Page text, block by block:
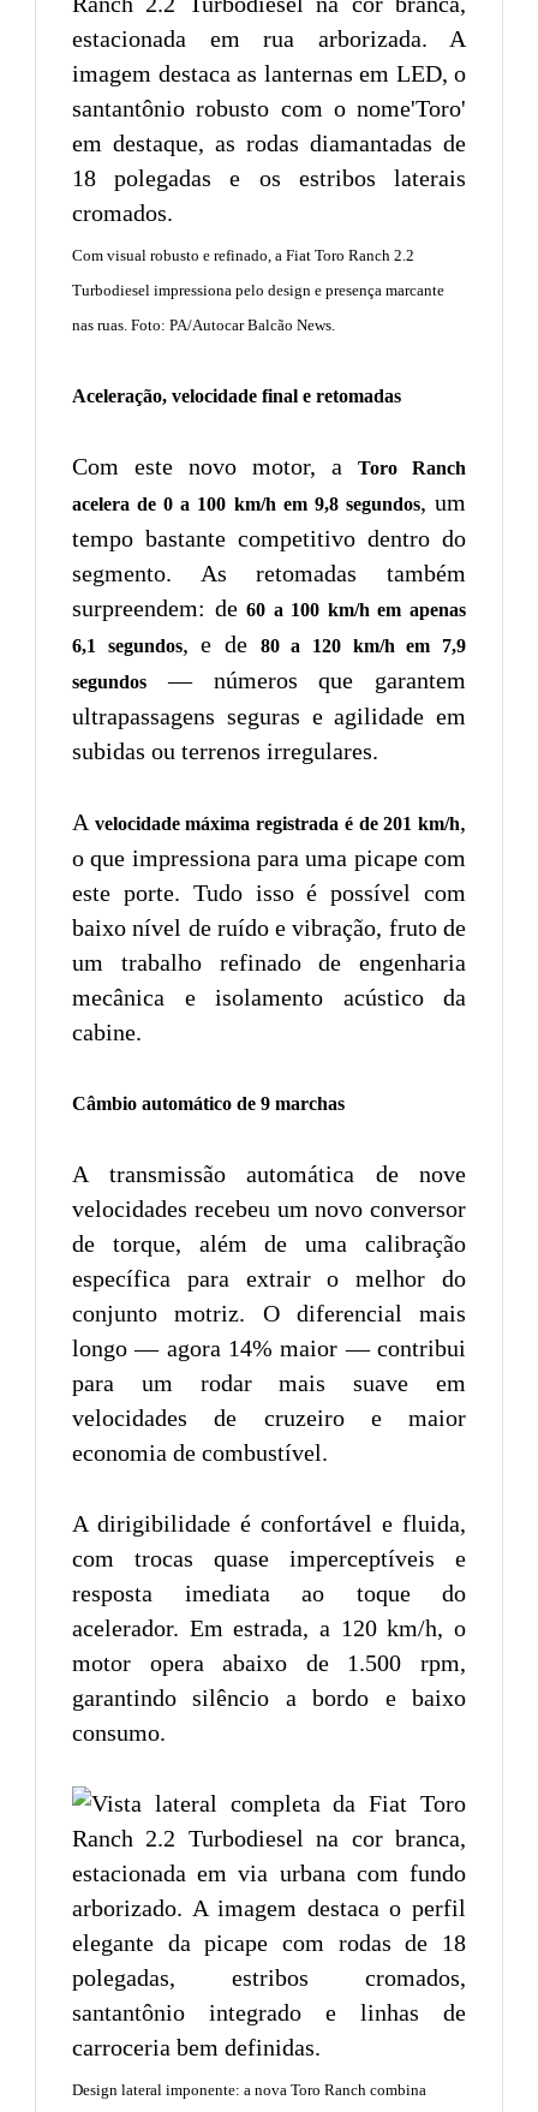
Com visual robusto e refinado, a Fiat Toro Ranch 2.2
Turbodiesel impressiona pelo design e presença marcante
nas ruas. Foto: PA/Autocar Balcão News.
Aceleração, velocidade final e retomadas
Com este novo motor, a
Toro Ranch
acelera de 0 a 100 km/h em 9,8 segundos, um
tempo bastante competitivo dentro do
segmento. As retomadas também
surpreendem: de60 a 100 km/h em apenas
6,1 segundos, e de
80 a 120 km/h em 7,9
segundos
— números que garantem
ultrapassagens seguras e agilidade em
subidas ou terrenos irregulares.
A velocidade máxima registrada é de 201 km/h,
o que impressiona para uma picape com
este porte. Tudo isso é possível com
baixo nível de ruído e vibração, fruto de
um trabalho refinado de engenharia
mecânica e isolamento acústico da
cabine.
Câmbio automático de 9 marchas
A transmissão automática de nove
velocidades recebeu um novo conversor
de torque, além de uma calibração
específica para extrair o melhor do
conjunto motriz. O diferencial mais
longo — agora 14% maior — contribui
para um rodar mais suave em
velocidades de cruzeiro e maior
economia de combustível.
A dirigibilidade é confortável e fluida,
com trocas quase imperceptíveis e
resposta imediata ao toque do
acelerador. Em estrada, a 120 km/h, o
motor opera abaixo de 1.500 rpm,
garantindo silêncio a bordo e baixo
consumo.
Design lateral imponente: a nova Toro Ranch combina